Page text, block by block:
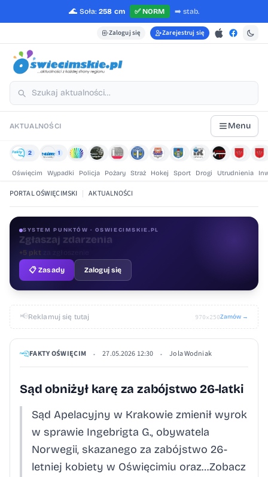
🌊 Soła: 258 cm ✅NORM ➡️ stab.
Zaloguj się Zarejestruj się
AKTUALNOŚCI Menu
2 1
Oświęcim Wypadki Policja Pożary Straż Hokej Sport Drogi Utrudnienia
PORTAL OŚWIĘCIMSKI | AKTUALNOŚCI
SYSTEM PUNKTÓW · OSWIECIMSKIE.PL
Oceniaj treści
+1 pktza ocenę
📋 Zasady
Zaloguj się
📢Reklamuj się tutaj 970×250Zamów →
FAKTY OŚWIĘCIM • 27.05.2026 12:30 • Jola Wodniak
Sąd obniżył karę za zabójstwo 26-latki
Sąd Apelacyjny w Krakowie zmienił wyrok
w sprawie Ingebrigta G., obywatela
Norwegii, skazanego za zabójstwo 26-
letniej kobiety w Oświęcimiu oraz…Zobacz